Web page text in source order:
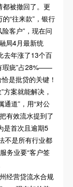
被撤回了。更
“往来款”，银行
客户”，现在问
局4月最新统
去年涨了13个百
瑕疵”占28%——
是批贷的关键！
案就能解决，
通道”，用“对公
有效流水提到了
是首次且逾期5
不是所有行业都
务业要“客户签
经营贷流水合规